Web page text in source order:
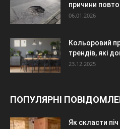
причини
06.01.2026
Кольоровий
трендів, які
23.12.2025
ПОПУЛЯРНІ
Як скласти